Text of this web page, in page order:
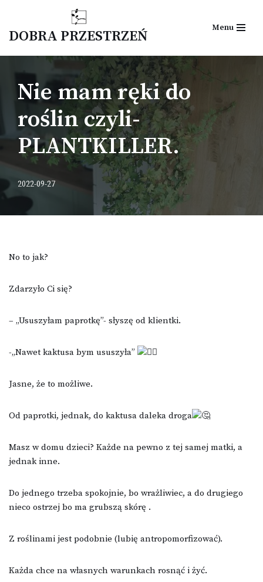
Przejdź
treści
DOBRA PRZESTRZEŃ Menu
Nie mam ręki do
roślin czyli-
PLANTKILLER.
2022-09-27
No to jak?
Zdarzyło Ci się?
– „Ususzyłam paprotkę”- słyszę od klientki.
-„Nawet kaktusa bym ususzyła”
Jasne, że to możliwe.
Od paprotki, jednak, do kaktusa daleka droga
Masz w domu dzieci? Każde na pewno z tej samej matki, a
jednak inne.
Do jednego trzeba spokojnie, bo wrażliwiec, a do drugiego
nieco ostrzej bo ma grubszą skórę .
Z roślinami jest podobnie (lubię antropomorfizować).
Każda chce na własnych warunkach rosnąć i żyć.